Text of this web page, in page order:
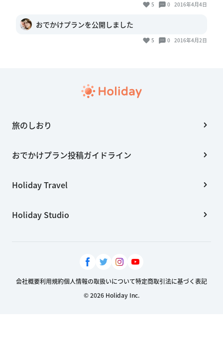
5 0 2016年4月4日
おでかけプランを公開しました
5 0 2016年4月2日
旅のしおり
おでかけプラン投稿ガイドライン
Holiday Travel
Holiday Studio
会社概要利用規約個人情報の取扱いについて特定商取引法に基づく表記
© 2026 Holiday Inc.